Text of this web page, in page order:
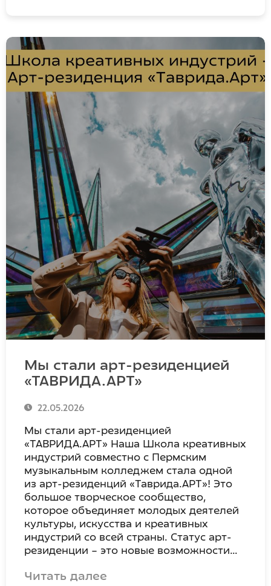
Мы стали арт-резиденцией
«ТАВРИДА.АРТ»
22.05.2026
Мы стали арт-резиденцией
«ТАВРИДА.АРТ» Наша Школа креативных
индустрий совместно с Пермским
музыкальным колледжем стала одной
из арт-резиденций «Таврида.АРТ»! Это
большое творческое сообщество,
которое объединяет молодых деятелей
культуры, искусства и креативных
индустрий со всей страны. Статус арт-
резиденции – это новые возможности…
Читать далее